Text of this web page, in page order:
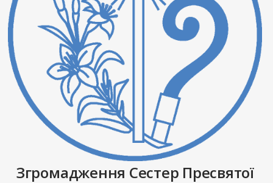
Згромадження Сестер Пресвятої